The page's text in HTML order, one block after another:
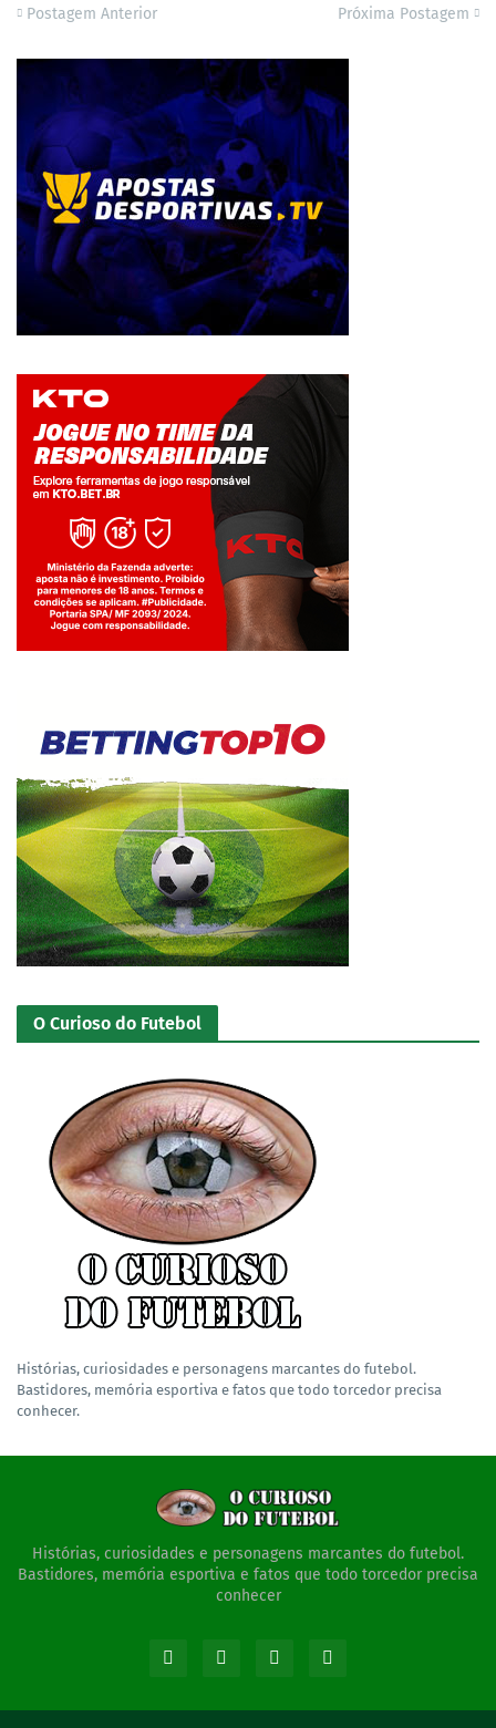
Postagem Anterior Próxima Postagem
Jogue com responsabilidade. 18+
O Curioso do Futebol
Histórias, curiosidades e personagens marcantes do futebol.
Bastidores, memória esportiva e fatos que todo torcedor precisa
conhecer.
Histórias, curiosidades e personagens marcantes do futebol.
Bastidores, memória esportiva e fatos que todo torcedor precisa
conhecer